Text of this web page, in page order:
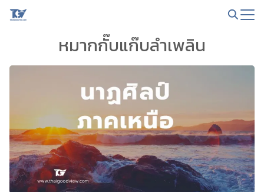
Skip
หมากกั๊บแก๊บลำเพลิน